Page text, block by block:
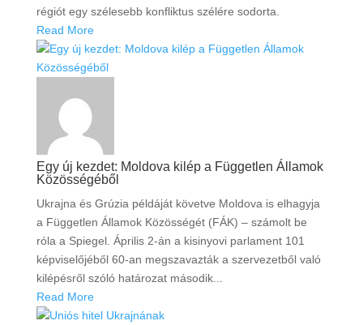
régiót egy szélesebb konfliktus szélére sodorta.
Read More
Egy új kezdet: Moldova kilép a Független Államok
Közösségéből
Ukrajna és Grúzia példáját követve Moldova is elhagyja
a Független Államok Közösségét (FÁK) – számolt be
róla a Spiegel. Április 2-án a kisinyovi parlament 101
képviselőjéből 60-an megszavazták a szervezetből való
kilépésről szóló határozat második...
Read More